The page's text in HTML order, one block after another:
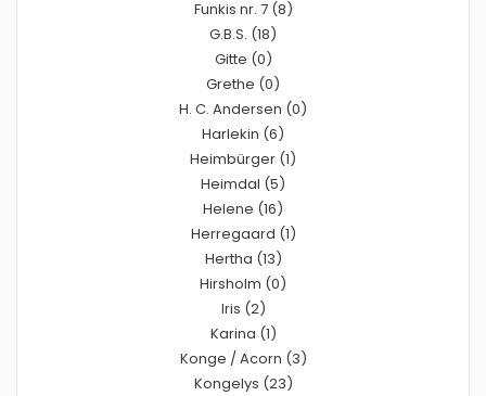
Funkis nr. 7 (8)
G.B.S. (18)
Gitte (0)
Grethe (0)
H. C. Andersen (0)
Harlekin (6)
Heimbürger (1)
Heimdal (5)
Helene (16)
Herregaard (1)
Hertha (13)
Hirsholm (0)
Iris (2)
Karina (1)
Konge / Acorn (3)
Kongelys (23)